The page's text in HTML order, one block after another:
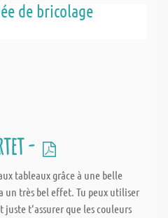
de bricolage
-
tableaux grâce à une belle
un très bel effet. Tu peux utiliser
t‘assurer que les couleurs